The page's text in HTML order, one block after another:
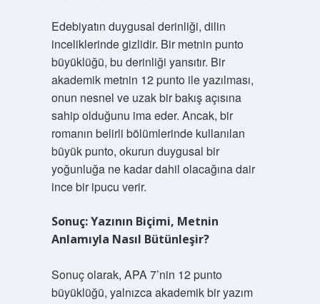
Edebiyatın duygusal derinliği, dilin
inceliklerinde gizlidir. Bir metnin punto
büyüklüğü, bu derinliği yansıtır. Bir
akademik metnin 12 punto ile yazılması,
onun nesnel ve uzak bir bakış açısına
sahip olduğunu ima eder. Ancak, bir
romanın belirli bölümlerinde kullanılan
büyük punto, okurun duygusal bir
yoğunluğa ne kadar dahil olacağına dair
ince bir ipucu verir.
Sonuç: Yazının Biçimi, Metnin
Anlamıyla Nasıl Bütünleşir?
Sonuç olarak, APA 7’nin 12 punto
büyüklüğü, yalnızca akademik bir yazım